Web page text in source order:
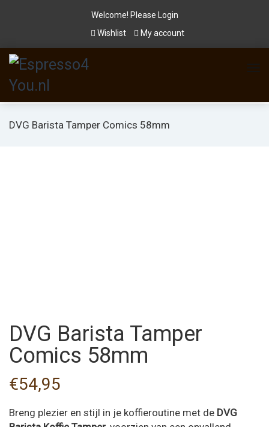
Welcome! Please
Login
Wishlist
My account
DVG Barista Tamper Comics 58mm
DVG Barista Tamper
Comics 58mm
€54,95
Breng plezier en stijl in je koffieroutine met de DVG